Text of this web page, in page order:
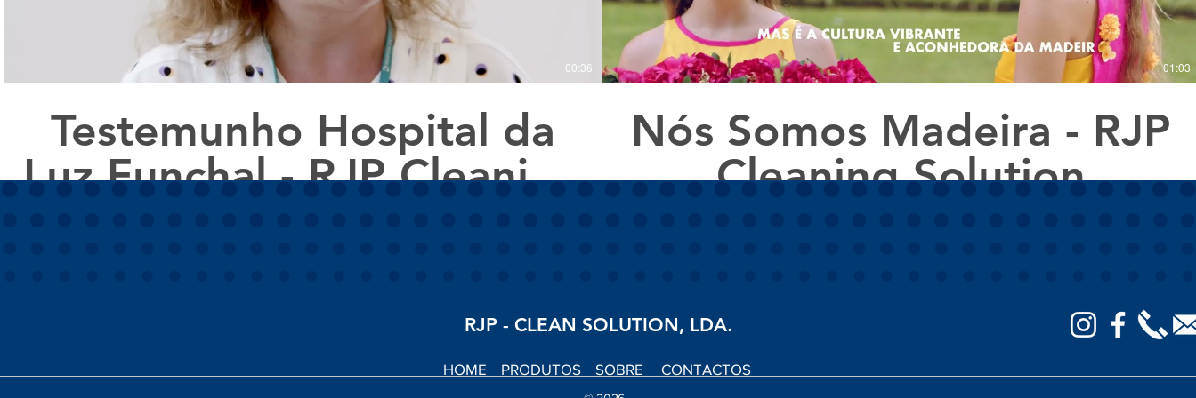
00:36
Testemunho Hospital da
Luz Funchal - RJP Cleaning
01:03
Nós Somos Madeira - RJP
Cleaning Solution
RJP - CLEAN SOLUTION, LDA.
HOME PRODUTOS SOBRE CONTACTOS